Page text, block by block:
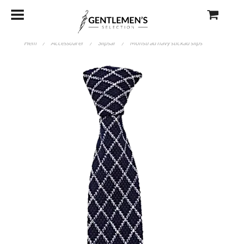
Hem / Accessoarer / Slipsar / Mönstrad navy stickad slips